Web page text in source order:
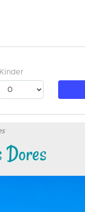
Dores